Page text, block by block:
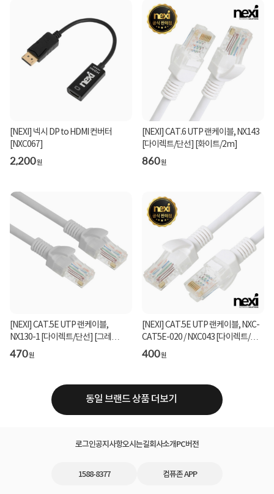
[NEXI] 넥시 DP to HDMI 컨버터
[NXC067]
2,200원
[NEXI] CAT.6 UTP 랜케이블, NX143
[다이렉트/단선] [화이트/2m]
860원
[NEXI] CAT.5E UTP 랜케이블,
NX130-1 [다이렉트/단선] [그레
이/1.5m]
470원
[NEXI] CAT.5E UTP 랜케이블, NXC-
CAT5E-020 / NXC043 [다이렉트/단
선] [화이트/2m]
400원
동일 브랜드 상품 더보기
로그인공지사항오시는길회사소개PC버전
1588-8377 컴퓨존 APP